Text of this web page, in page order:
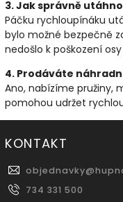
3. Jak správně
Páčku rychloupínáku
bylo možné bezpečně
nedošlo k poškození
4. Prodáváte
Ano, nabízíme pružiny,
pomohou udržet
KONTAKT
objednavky@
734 331 500